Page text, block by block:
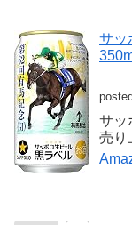
サッ
サッ
売り